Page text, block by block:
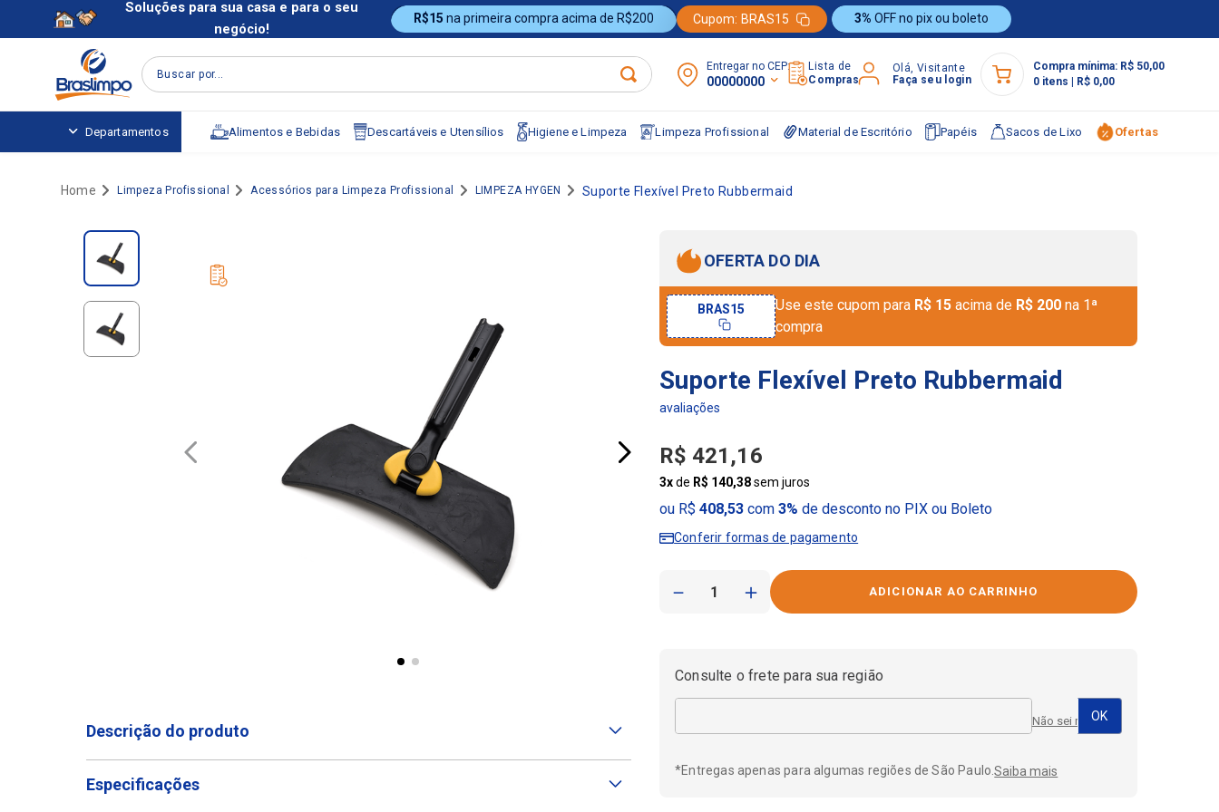
Soluções para sua casa e para o seu
negócio!
R$15 na primeira compra acima de R$200 Cupom: BRAS15 3% OFF no pix ou boleto
Buscar por... Entregar no CEP:
00000000
Lista de
Compras
Olá, Visitante
Faça seu login
Compra mínima: R$ 50,00
0 itens R$ 0,00
Departamentos Alimentos e Bebidas Descartáveis e Utensílios Higiene e Limpeza Limpeza Profissional Material de Escritório Papéis Sacos de Lixo Ofertas
Limpeza Profissional Acessórios para Limpeza Profissional LIMPEZA HYGEN Suporte Flexível Preto Rubbermaid
Descrição do produto
Especificações
OFERTA DO DIA
Use este cupom para R$ 15 acima de R$ 200 na 1ª
compra
BRAS15
Suporte Flexível Preto Rubbermaid
R$ 421 ,16
3xde R$ 140,38sem juros
ou R$408,53 com3% de desconto no PIX ou Boleto
Conferir formas de pagamento
＋
－
Consulte o frete para sua região
Não sei meu CEP
*Entregas apenas para algumas regiões de São Paulo.Saiba mais